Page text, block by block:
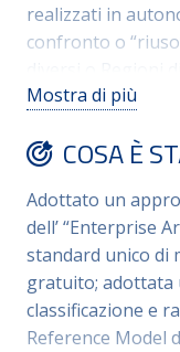
realizzati in
confronto o
informazioni o
Mostra di più
COSA È
Adottato un
dell’ “Enterprise
standard unico di
gratuito; adottata
classificazione e
Reference Model